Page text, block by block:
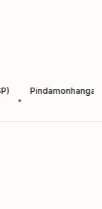
Pindamonhangaba